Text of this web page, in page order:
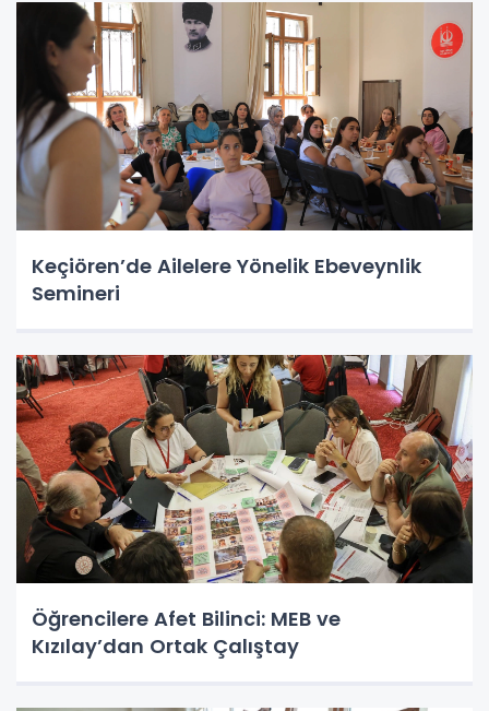
Keçiören’de Ailelere Yönelik Ebeveynlik
Semineri
Öğrencilere Afet Bilinci: MEB ve
Kızılay’dan Ortak Çalıştay